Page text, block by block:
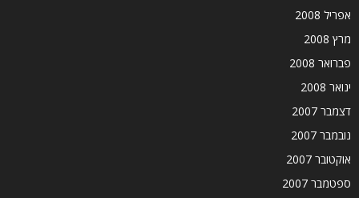
אפריל 2008
מרץ 2008
פברואר 2008
ינואר 2008
דצמבר 2007
נובמבר 2007
אוקטובר 2007
ספטמבר 2007